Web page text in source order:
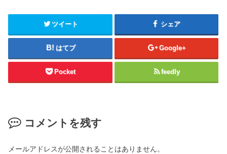
ツイート シェア
はてブ Google+
Pocket feedly
コメントを残す
メールアドレスが公開されることはありません。